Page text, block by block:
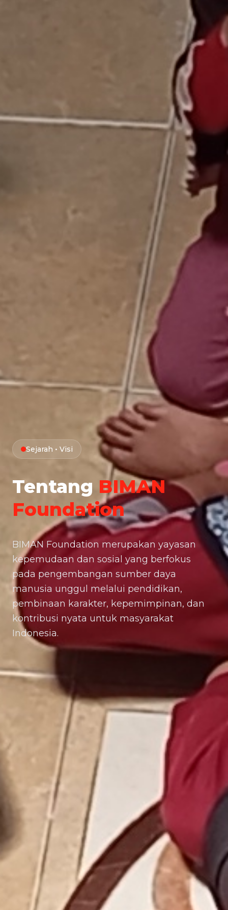
Sejarah • Visi
Tentang BIMAN
Foundation
BIMAN Foundation merupakan yayasan
kepemudaan dan sosial yang berfokus
pada pengembangan sumber daya
manusia unggul melalui pendidikan,
pembinaan karakter, kepemimpinan, dan
kontribusi nyata untuk masyarakat
Indonesia.